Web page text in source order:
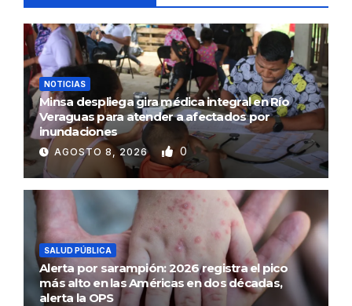
NOTICIAS
Minsa despliega gira médica integral en Río
Veraguas para atender a afectados por
inundaciones
AGOSTO 8, 2026 0
SALUD PÚBLICA
Alerta por sarampión: 2026 registra el pico
más alto en las Américas en dos décadas,
alerta la OPS